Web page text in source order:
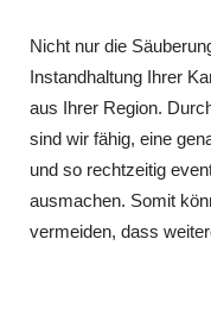
Nicht nur die
Instandhaltung Ihrer
aus Ihrer Region.
sind wir fähig, eine
und so rechtzeitig
ausmachen. Somit
vermeiden, dass